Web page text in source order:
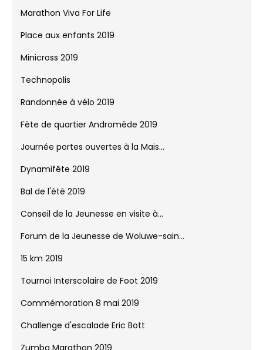
Victoires du Sport 2019
Marathon Viva For Life
Place aux enfants 2019
Minicross 2019
Technopolis
Randonnée à vélo 2019
Fête de quartier Andromède 2019
Journée portes ouvertes à la Mais...
Dynamifête 2019
Bal de l'été 2019
Conseil de la Jeunesse en visite à...
Forum de la Jeunesse de Woluwe-sain...
15 km 2019
Tournoi Interscolaire de Foot 2019
Commémoration 8 mai 2019
Challenge d'escalade Eric Bott